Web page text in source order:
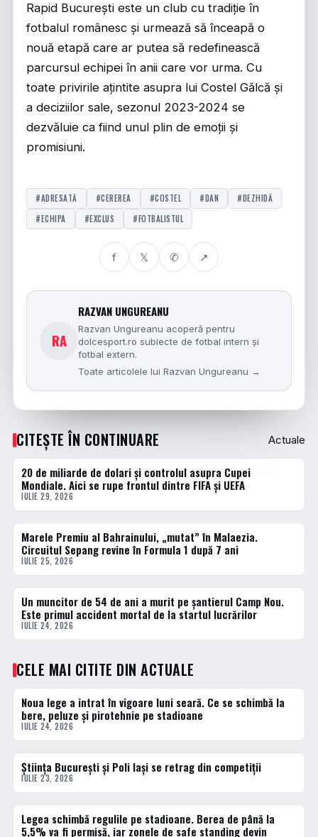
Rapid București este un club cu tradiție în
fotbalul românesc și urmează să înceapă o
nouă etapă care ar putea să redefinească
parcursul echipei în anii care vor urma. Cu
toate privirile ațintite asupra lui Costel Gălcă și
a deciziilor sale, sezonul 2023-2024 se
dezvăluie ca fiind unul plin de emoții și
promisiuni.
#ADRESATĂ #CEREREA #COSTEL #DAN
#DEZHIDĂ
#ECHIPA
#EXCLUS #FOTBALISTUL
f 𝕏 ✆ ↗
RA
RAZVAN UNGUREANU
Razvan Ungureanu acoperă pentru
dolcesport.ro subiecte de fotbal intern și
fotbal extern.
Toate articolele lui Razvan Ungureanu →
CITEȘTE ÎN CONTINUARE Actuale
ACTUALE
20 de miliarde de dolari și controlul asupra Cupei
Mondiale. Aici se rupe frontul dintre FIFA și UEFA
IULIE 29, 2026
ACTUALE
Marele Premiu al Bahrainului, „mutat” în Malaezia.
Circuitul Sepang revine în Formula 1 după 7 ani
IULIE 25, 2026
ACTUALE
Un muncitor de 54 de ani a murit pe șantierul Camp Nou.
Este primul accident mortal de la startul lucrărilor
IULIE 24, 2026
CELE MAI CITITE DIN ACTUALE
1 · TOP
Noua lege a intrat în vigoare luni seară. Ce se schimbă la
bere, peluze și pirotehnie pe stadioane
IULIE 24, 2026
2 · TOP
Știința București și Poli Iași se retrag din competiții
IULIE 23, 2026
3 · TOP
Legea schimbă regulile pe stadioane. Berea de până la
5,5% va fi permisă, iar zonele de safe standing devin